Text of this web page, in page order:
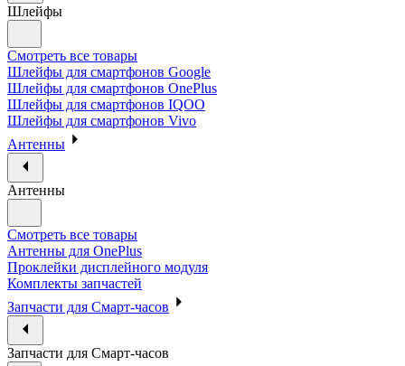
Шлейфы
Смотреть все товары
Шлейфы для смартфонов Google
Шлейфы для смартфонов OnePlus
Шлейфы для смартфонов IQOO
Шлейфы для смартфонов Vivo
Антенны
Антенны
Смотреть все товары
Антенны для OnePlus
Проклейки дисплейного модуля
Комплекты запчастей
Запчасти для Смарт-часов
Запчасти для Смарт-часов